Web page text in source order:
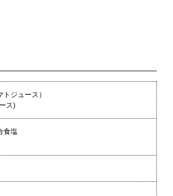
ジュース）
ス)
塩